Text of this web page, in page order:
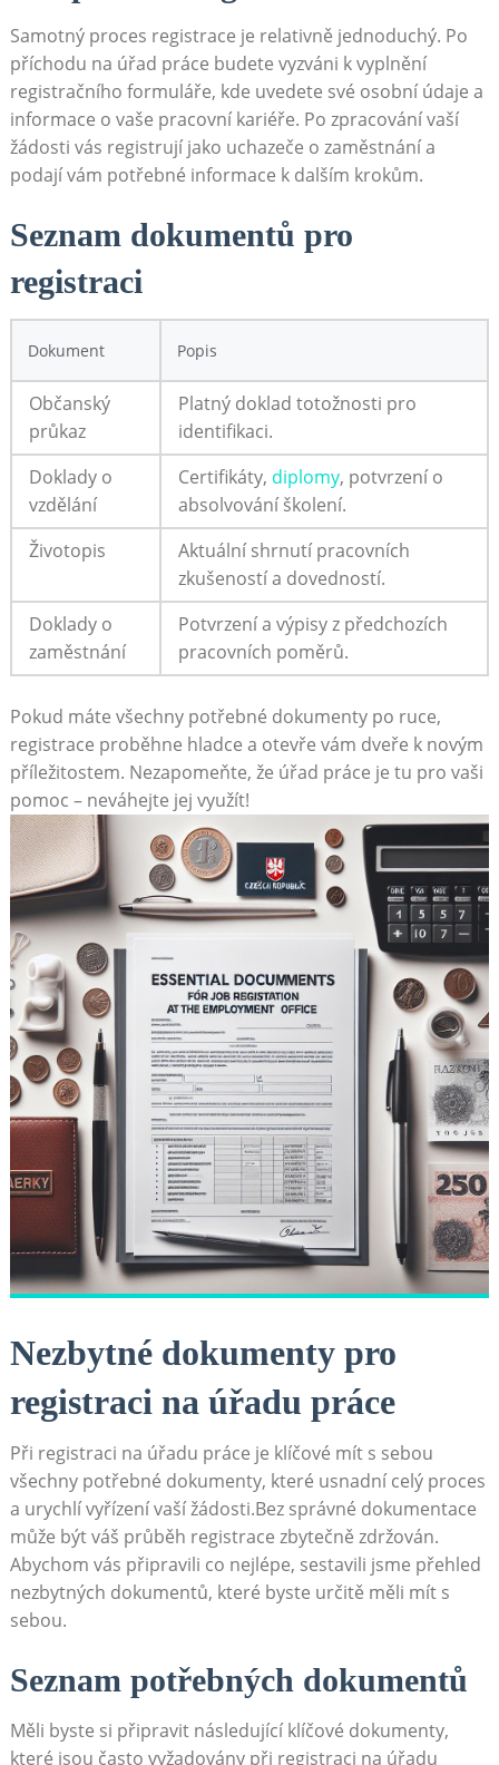
Samotný proces registrace je relativně jednoduchý. Po
příchodu ‌na úřad práce budete vyzváni k vyplnění
registračního formuláře, kde uvedete⁤ své osobní údaje‌ a
informace o vaše pracovní kariéře. Po zpracování vaší
žádosti vás registrují jako uchazeče o zaměstnání a
podají vám potřebné informace k dalším krokům.
Seznam dokumentů pro
⁤registraci
Dokument Popis
Občanský
průkaz
Platný doklad totožnosti pro
identifikaci.
Doklady o
vzdělání
Certifikáty, diplomy, potvrzení o
absolvování školení.
Životopis
Aktuální shrnutí pracovních
‌zkušeností a ⁢dovedností.
Doklady o
zaměstnání
Potvrzení ⁣a výpisy z předchozích
pracovních poměrů.
Pokud máte všechny potřebné dokumenty po ruce,
registrace proběhne hladce a otevře vám⁣ dveře⁤ k novým
příležitostem. Nezapomeňte, že úřad práce je‌ tu pro vaši​
pomoc – neváhejte jej využít!
Nezbytné dokumenty ​pro‌
registraci⁣ na úřadu ‌práce
Při registraci na úřadu práce je klíčové‌ mít s sebou
všechny potřebné⁣ dokumenty, které usnadní celý proces
⁣a​ urychlí vyřízení vaší žádosti.Bez správné dokumentace
může být váš průběh registrace zbytečně zdržován.
Abychom vás‌ připravili co nejlépe, sestavili jsme přehled
‌nezbytných dokumentů, které byste ⁢určitě měli mít s
sebou.
Seznam potřebných dokumentů
Měli byste si připravit následující klíčové dokumenty,
které jsou ​často vyžadovány při registraci na úřadu